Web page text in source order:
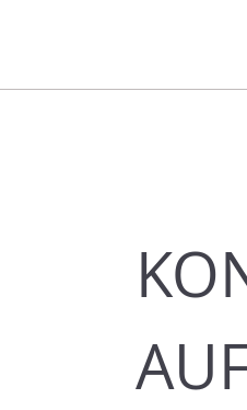
Einsatz für Fachkräfte von